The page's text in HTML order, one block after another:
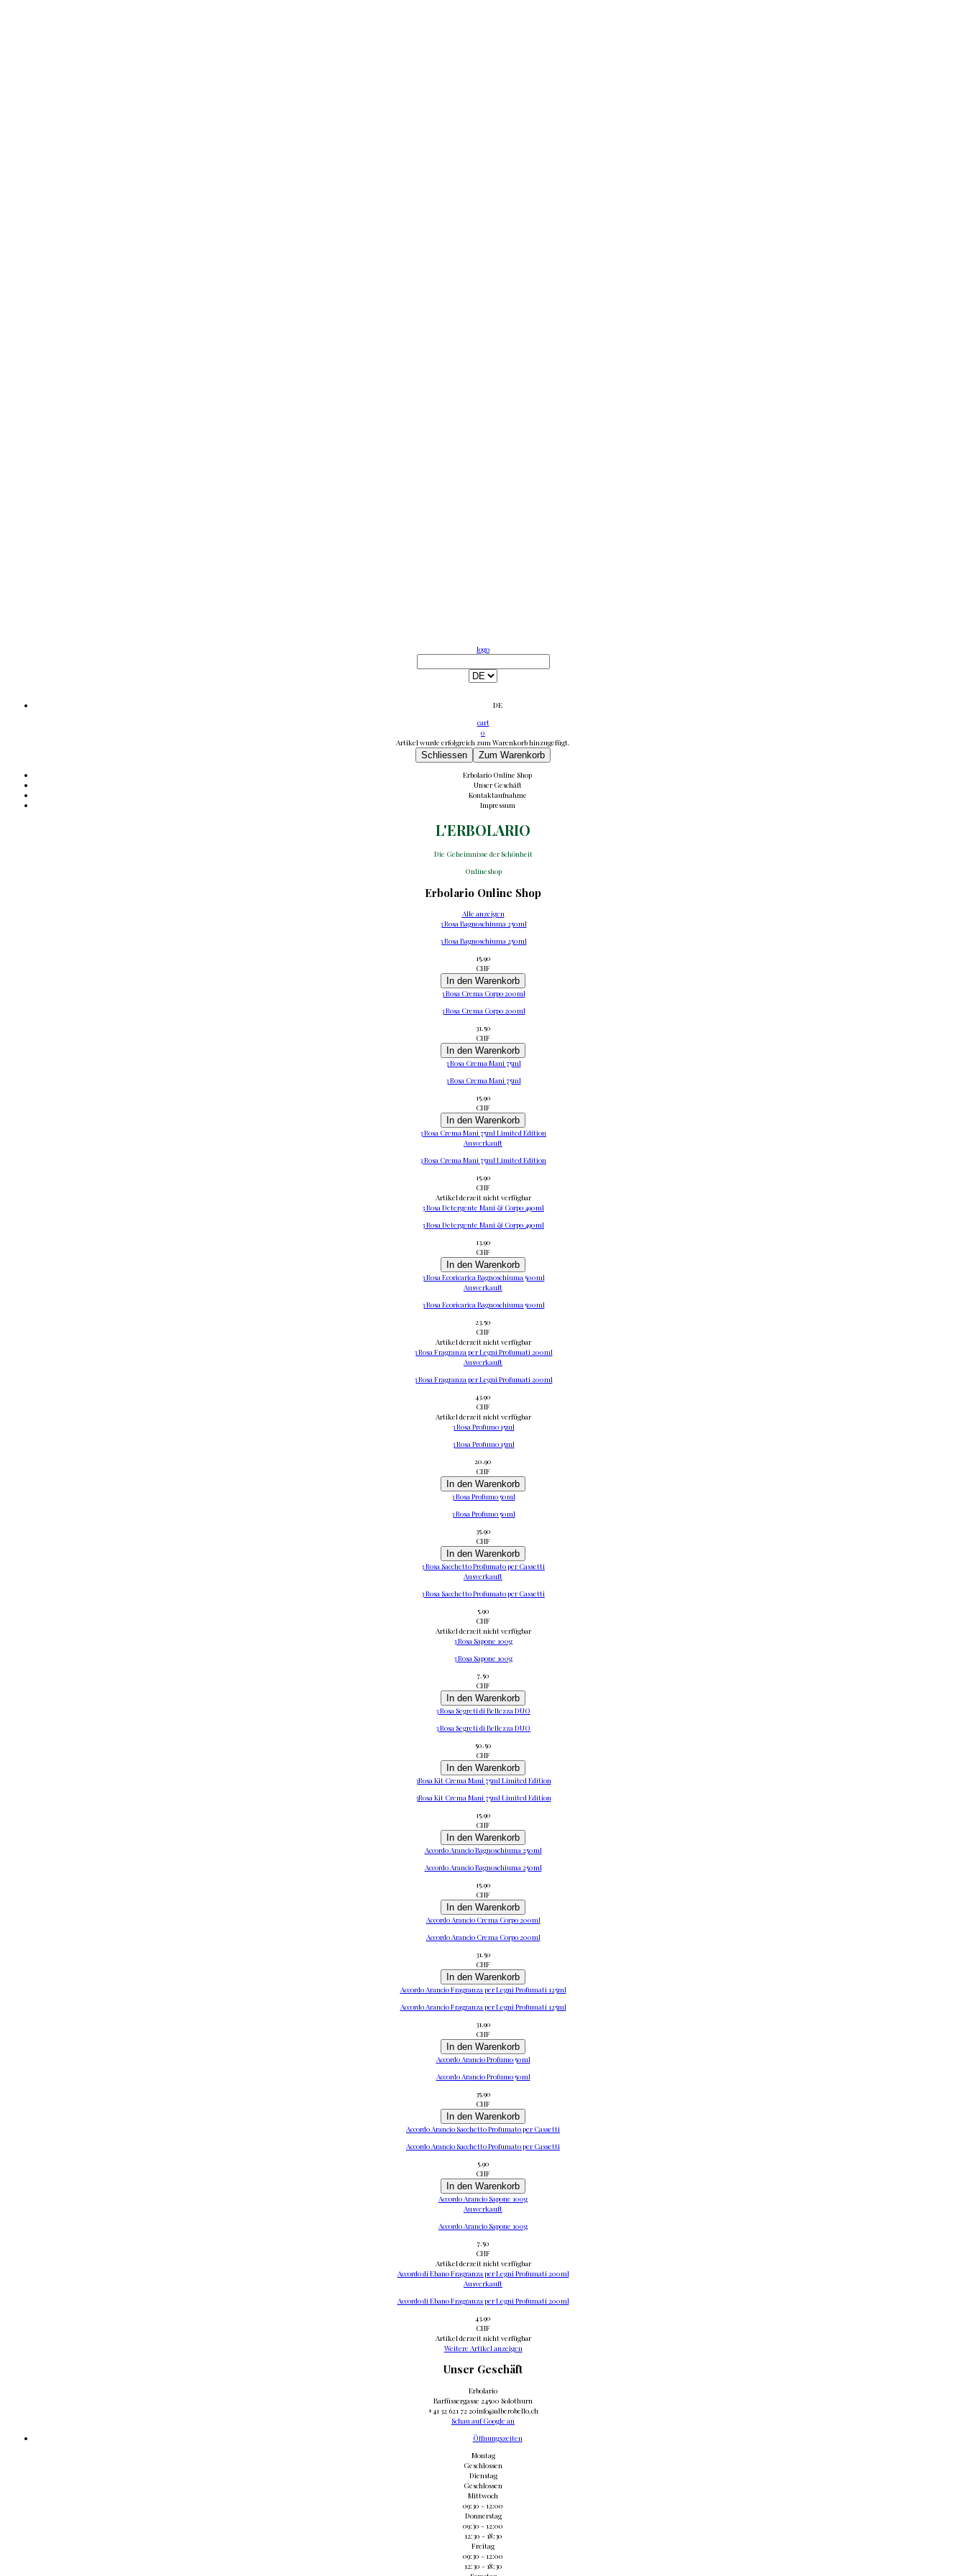
logo
DE
cart
0
Artikel wurde erfolgreich zum Warenkorb hinzugefügt.
Schliessen Zum Warenkorb
Erbolario Online Shop
Unser Geschäft
Kontaktaufnahme
Impressum
L'ERBOLARIO
Die Geheimnisse der Schönheit
Onlineshop
Erbolario Online Shop
Alle anzeigen
3 Rosa Bagnoschiuma 250ml
3 Rosa Bagnoschiuma 250ml
15.90
CHF
In den Warenkorb
3 Rosa Crema Corpo 200ml
3 Rosa Crema Corpo 200ml
31.50
CHF
In den Warenkorb
3 Rosa Crema Mani 75ml
3 Rosa Crema Mani 75ml
15.90
CHF
In den Warenkorb
3 Rosa Crema Mani 75ml Limited Edition
Ausverkauft
3 Rosa Crema Mani 75ml Limited Edition
15.90
CHF
Artikel derzeit nicht verfügbar
3 Rosa Detergente Mani & Corpo 490ml
3 Rosa Detergente Mani & Corpo 490ml
13.90
CHF
In den Warenkorb
3 Rosa Ecoricarica Bagnoschiuma 500ml
Ausverkauft
3 Rosa Ecoricarica Bagnoschiuma 500ml
23.50
CHF
Artikel derzeit nicht verfügbar
3 Rosa Fragranza per Legni Profumati 200ml
Ausverkauft
3 Rosa Fragranza per Legni Profumati 200ml
43.90
CHF
Artikel derzeit nicht verfügbar
3 Rosa Profumo 15ml
3 Rosa Profumo 15ml
20.90
CHF
In den Warenkorb
3 Rosa Profumo 50ml
3 Rosa Profumo 50ml
35.90
CHF
In den Warenkorb
3 Rosa Sacchetto Profumato per Cassetti
Ausverkauft
3 Rosa Sacchetto Profumato per Cassetti
5.90
CHF
Artikel derzeit nicht verfügbar
3 Rosa Sapone 100g
3 Rosa Sapone 100g
7.50
CHF
In den Warenkorb
3 Rosa Segreti di Bellezza DUO
3 Rosa Segreti di Bellezza DUO
50.50
CHF
In den Warenkorb
3Rosa Kit Crema Mani 75ml Limited Edition
3Rosa Kit Crema Mani 75ml Limited Edition
15.90
CHF
In den Warenkorb
Accordo Arancio Bagnoschiuma 250ml
Accordo Arancio Bagnoschiuma 250ml
15.90
CHF
In den Warenkorb
Accordo Arancio Crema Corpo 200ml
Accordo Arancio Crema Corpo 200ml
31.50
CHF
In den Warenkorb
Accordo Arancio Fragranza per Legni Profumati 125ml
Accordo Arancio Fragranza per Legni Profumati 125ml
31.90
CHF
In den Warenkorb
Accordo Arancio Profumo 50ml
Accordo Arancio Profumo 50ml
35.90
CHF
In den Warenkorb
Accordo Arancio Sacchetto Profumato per Cassetti
Accordo Arancio Sacchetto Profumato per Cassetti
5.90
CHF
In den Warenkorb
Accordo Arancio Sapone 100g
Ausverkauft
Accordo Arancio Sapone 100g
7.50
CHF
Artikel derzeit nicht verfügbar
Accordo di Ebano Fragranza per Legni Profumati 200ml
Ausverkauft
Accordo di Ebano Fragranza per Legni Profumati 200ml
43.90
CHF
Artikel derzeit nicht verfügbar
Weitere Artikel anzeigen
Unser Geschäft
Erbolario
Barfüssergasse 24500 Solothurn
+41 32 621 72 20info@alberobello.ch
Schau auf Google an
Öffnungszeiten
Montag
Geschlossen
Dienstag
Geschlossen
Mittwoch
09:30 - 12:00
Donnerstag
09:30 - 12:00
12:30 - 18:30
Freitag
09:30 - 12:00
12:30 - 18:30